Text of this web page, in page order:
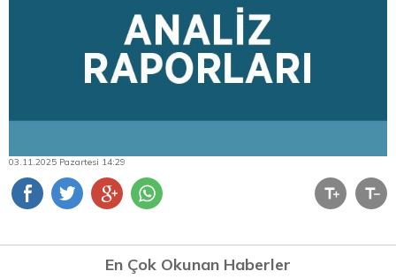
03.11.2025 Pazartesi 14:29
En Çok Okunan Haberler